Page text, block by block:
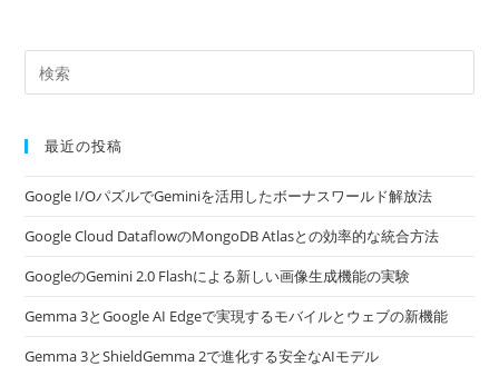
最近の投稿
Google I/OパズルでGeminiを活用したボーナスワールド解放法
Google Cloud DataflowのMongoDB Atlasとの効率的な統合方法
GoogleのGemini 2.0 Flashによる新しい画像生成機能の実験
Gemma 3とGoogle AI Edgeで実現するモバイルとウェブの新機能
Gemma 3とShieldGemma 2で進化する安全なAIモデル